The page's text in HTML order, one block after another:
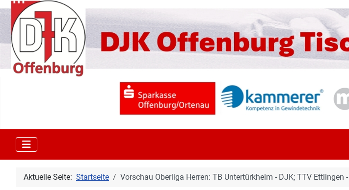
Aktuelle Seite: Startseite Vorschau Oberliga Herren: TB Untertürkheim - DJK; TTV Ettlingen